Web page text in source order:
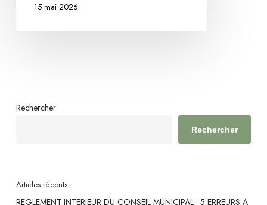
un
15 mai 2026
Rechercher
Rechercher
Articles récents
REGLEMENT INTERIEUR DU CONSEIL MUNICIPAL : 5 ERREURS A